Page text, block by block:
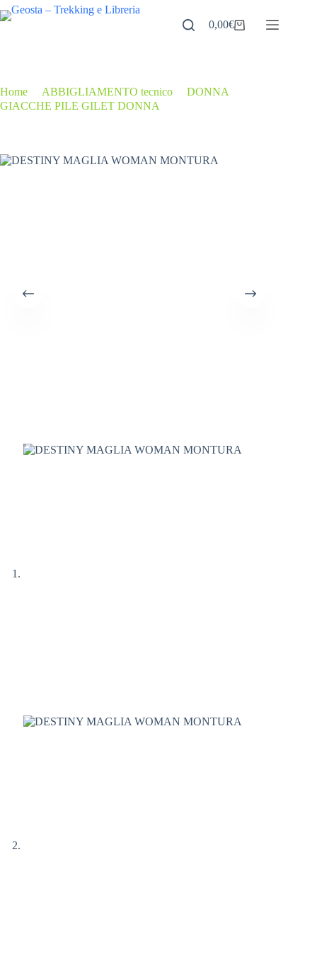
Salta
al
Carrello
0,00€
Home ABBIGLIAMENTO tecnico DONNA
GIACCHE PILE GILET DONNA